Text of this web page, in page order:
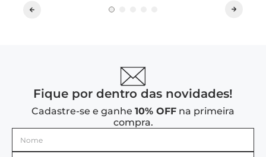
Fique por dentro das novidades!
Cadastre-se e ganhe 10% OFF na primeira
compra.